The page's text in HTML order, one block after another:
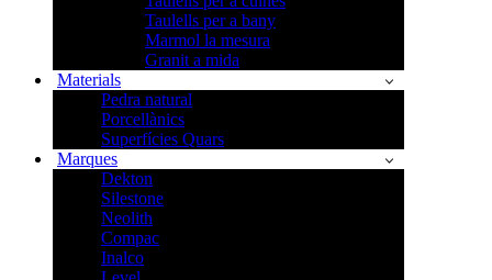
Taulells per a bany
Marmol la mesura
Granit a mida
Materials
Pedra natural
Porcellànics
Superfícies Quars
Marques
Dekton
Silestone
Neolith
Compac
Inalco